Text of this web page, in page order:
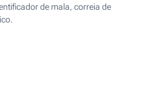
de mala, correia de